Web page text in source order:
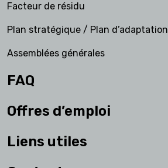
Facteur de résidu
Plan stratégique / Plan d’adaptation
Assemblées générales
FAQ
Offres d’emploi
Liens utiles